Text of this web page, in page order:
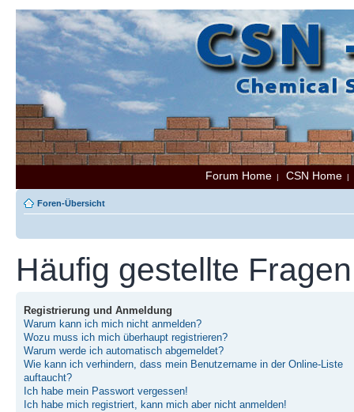
Forum Home | CSN Home
Foren-Übersicht
Häufig gestellte Fragen
Registrierung und Anmeldung
Warum kann ich mich nicht anmelden?
Wozu muss ich mich überhaupt registrieren?
Warum werde ich automatisch abgemeldet?
Wie kann ich verhindern, dass mein Benutzername in der Online-Liste
auftaucht?
Ich habe mein Passwort vergessen!
Ich habe mich registriert, kann mich aber nicht anmelden!